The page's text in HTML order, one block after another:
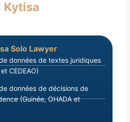
Kytisa
Solo Lawyer
données de textes juridiques
CEDEAO)
données de décisions de
(Guinée, OHADA et